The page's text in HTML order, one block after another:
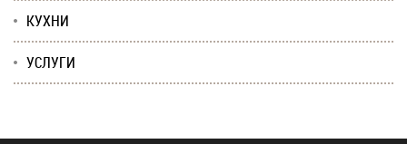
КУХНИ
УСЛУГИ